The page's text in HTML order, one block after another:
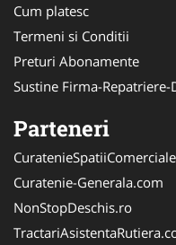
Cum platesc
Termeni si Conditii
Preturi Abonamente
Sustine Firma-Repatriere-
Parteneri
Curatenie-Generala.com
NonStopDeschis.ro